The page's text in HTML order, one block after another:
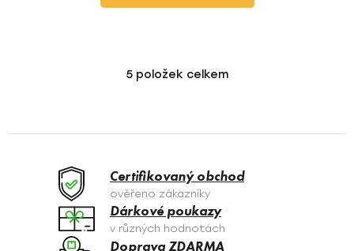
O
á
c
í
p
r
5položek celkem
Certifikovaný obchod
ověřeno zákazníky
Dárkové poukazy
v různých hodnotách
Doprava ZDARMA